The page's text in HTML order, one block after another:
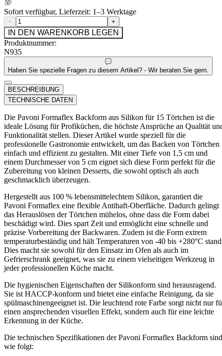
Sofort verfügbar, Lieferzeit: 1–3 Werktage
− +
IN DEN WARENKORB LEGEN
Produktnummer:
N935
Haben Sie spezielle Fragen zu diesem Artikel? - Wir beraten Sie gern.
BESCHREIBUNG
TECHNISCHE DATEN
Die Pavoni Formaflex Backform aus Silikon für 15 Törtchen ist die
ideale Lösung für Profiküchen, die höchste Ansprüche an Qualität
Funktionalität stellen. Dieser Artikel wurde speziell für die
professionelle Gastronomie entwickelt, um das Backen von Törtchen
einfach und effizient zu gestalten. Mit einer Tiefe von 1,5 cm und
einem Durchmesser von 5 cm eignet sich diese Form perfekt für die
Zubereitung von kleinen Desserts, die sowohl optisch als auch
geschmacklich überzeugen.
Hergestellt aus 100 % lebensmittelechtem Silikon, garantiert die
Pavoni Formaflex eine flexible Antihaft-Oberfläche. Dadurch gelingt
das Herauslösen der Törtchen mühelos, ohne dass die Form dabei
beschädigt wird. Dies spart Zeit und ermöglicht eine schnelle und
präzise Vorbereitung der Backwaren. Zudem ist die Form extrem
temperaturbeständig und hält Temperaturen von -40 bis +280°C
Dies macht sie sowohl für den Einsatz im Ofen als auch im
Gefrierschrank geeignet, was sie zu einem vielseitigen Werkzeug in
jeder professionellen Küche macht.
Die hygienischen Eigenschaften der Silikonform sind herausragend.
Sie ist HACCP-konform und bietet eine einfache Reinigung, da sie
spülmaschinengeeignet ist. Die leuchtend rote Farbe sorgt nicht nur
einen ansprechenden visuellen Effekt, sondern auch für eine leichte
Erkennung in der Küche.
Die technischen Spezifikationen der Pavoni Formaflex Backform sind
wie folgt: